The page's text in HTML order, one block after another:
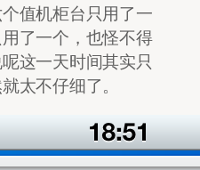
值机柜台只用了一
了一个，也怪不得
这一天时间其实只
太不仔细了。